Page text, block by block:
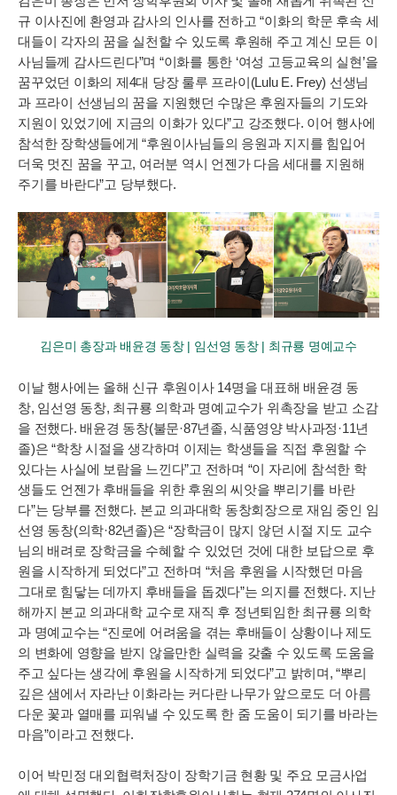
규 이사진에 환영과 감사의 인사를 전하고 “이화의 학문 후속 세
대들이 각자의 꿈을 실천할 수 있도록 후원해 주고 계신 모든 이
사님들께 감사드린다”며 “이화를 통한 ‘여성 고등교육의 실현’을
꿈꾸었던 이화의 제4대 당장 룰루 프라이(Lulu E. Frey) 선생님
과 프라이 선생님의 꿈을 지원했던 수많은 후원자들의 기도와
지원이 있었기에 지금의 이화가 있다”고 강조했다. 이어 행사에
참석한 장학생들에게 “후원이사님들의 응원과 지지를 힘입어
더욱 멋진 꿈을 꾸고, 여러분 역시 언젠가 다음 세대를 지원해
주기를 바란다”고 당부했다.
김은미 총장과 배윤경 동창 | 임선영 동창 | 최규룡 명예교수
이날 행사에는 올해 신규 후원이사 14명을 대표해 배윤경 동
창, 임선영 동창, 최규룡 의학과 명예교수가 위촉장을 받고 소감
을 전했다. 배윤경 동창(불문·87년졸, 식품영양 박사과정·11년
졸)은 “학창 시절을 생각하며 이제는 학생들을 직접 후원할 수
있다는 사실에 보람을 느낀다”고 전하며 “이 자리에 참석한 학
생들도 언젠가 후배들을 위한 후원의 씨앗을 뿌리기를 바란
다”는 당부를 전했다. 본교 의과대학 동창회장으로 재임 중인 임
선영 동창(의학·82년졸)은 “장학금이 많지 않던 시절 지도 교수
님의 배려로 장학금을 수혜할 수 있었던 것에 대한 보답으로 후
원을 시작하게 되었다”고 전하며 “처음 후원을 시작했던 마음
그대로 힘닿는 데까지 후배들을 돕겠다”는 의지를 전했다. 지난
해까지 본교 의과대학 교수로 재직 후 정년퇴임한 최규룡 의학
과 명예교수는 “진로에 어려움을 겪는 후배들이 상황이나 제도
의 변화에 영향을 받지 않을만한 실력을 갖출 수 있도록 도움을
주고 싶다는 생각에 후원을 시작하게 되었다”고 밝히며, “뿌리
깊은 샘에서 자라난 이화라는 커다란 나무가 앞으로도 더 아름
다운 꽃과 열매를 피워낼 수 있도록 한 줌 도움이 되기를 바라는
마음”이라고 전했다.
이어 박민정 대외협력처장이 장학기금 현황 및 주요 모금사업